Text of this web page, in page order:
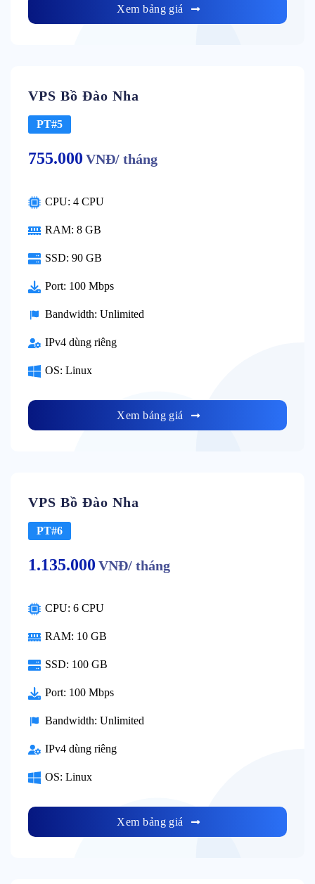
Xem bảng giá
VPS Bồ Đào Nha
PT#5
755.000 VNĐ/ tháng
CPU: 4 CPU
RAM: 8 GB
SSD: 90 GB
Port: 100 Mbps
Bandwidth: Unlimited
IPv4 dùng riêng
OS: Linux
Xem bảng giá
VPS Bồ Đào Nha
PT#6
1.135.000 VNĐ/ tháng
CPU: 6 CPU
RAM: 10 GB
SSD: 100 GB
Port: 100 Mbps
Bandwidth: Unlimited
IPv4 dùng riêng
OS: Linux
Xem bảng giá